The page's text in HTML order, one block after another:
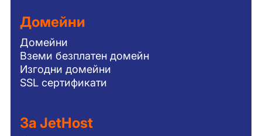
Домейни
Домейни
Вземи безплатен домейн
Изгодни домейни
SSL сертификати
За JetHost